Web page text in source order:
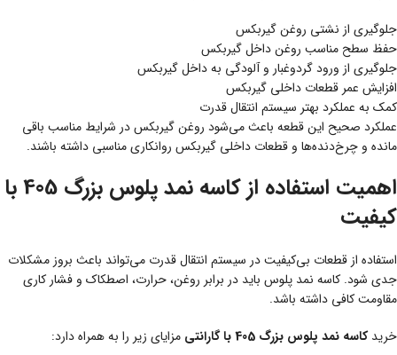
جلوگیری از نشتی روغن گیربکس
حفظ سطح مناسب روغن داخل گیربکس
جلوگیری از ورود گردوغبار و آلودگی به داخل گیربکس
افزایش عمر قطعات داخلی گیربکس
کمک به عملکرد بهتر سیستم انتقال قدرت
عملکرد صحیح این قطعه باعث می‌شود روغن گیربکس در شرایط مناسب باقی
مانده و چرخ‌دنده‌ها و قطعات داخلی گیربکس روانکاری مناسبی داشته باشند.
اهمیت استفاده از کاسه نمد پلوس بزرگ 405 با
کیفیت
استفاده از قطعات بی‌کیفیت در سیستم انتقال قدرت می‌تواند باعث بروز مشکلات
جدی شود. کاسه نمد پلوس باید در برابر روغن، حرارت، اصطکاک و فشار کاری
مقاومت کافی داشته باشد.
خریدکاسه نمد پلوس بزرگ 405 با گارانتی مزایای زیر را به همراه دارد: